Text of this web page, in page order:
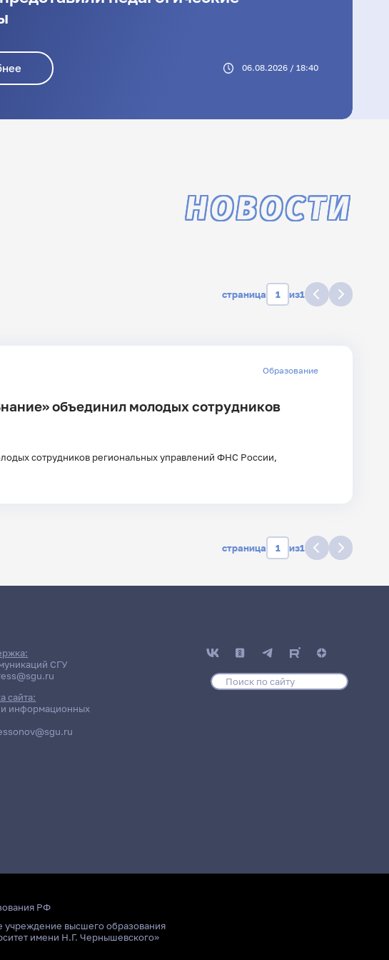
06.08.2026 / 18:40
НОВОСТИ
страница из1
Главные
Образование
объединил молодых сотрудников
сотрудников региональных управлений ФНС России,
страница из1
СГУ
сайта:
информационных
РФ
учреждение высшего образования
имени Н.Г. Чернышевского»